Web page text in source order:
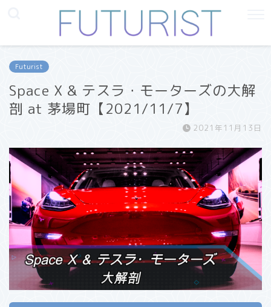
Futurist
Space X & テスラ・モーターズの大解
剖 at 茅場町【2021/11/7】
2021年11月13日